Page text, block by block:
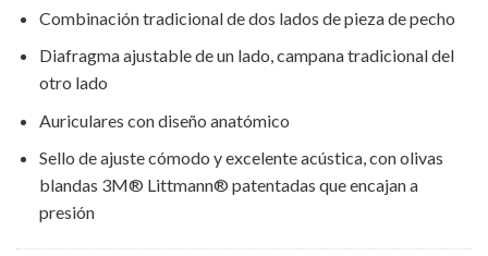
Combinación tradicional de dos lados de pieza de pecho
Diafragma ajustable de un lado, campana tradicional del
otro lado
Auriculares con diseño anatómico
Sello de ajuste cómodo y excelente acústica, con olivas
blandas 3M® Littmann® patentadas que encajan a
presión